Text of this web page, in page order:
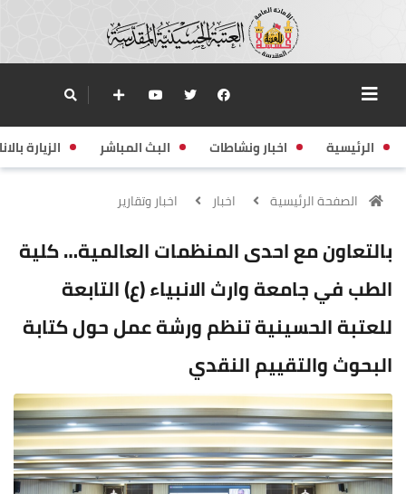
الرئيسية اخبار ونشاطات البث المباشر الزيارة
الصفحة الرئيسية اخبار اخبار وتقارير
بالتعاون مع احدى المنظمات العالمية… كلية
الطب في جامعة وارث الانبياء (ع) التابعة
للعتبة الحسينية تنظم ورشة عمل حول كتابة
البحوث والتقييم النقدي